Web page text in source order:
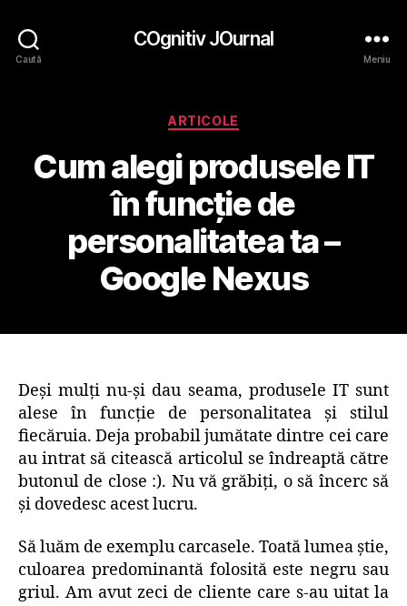
Caută
COgnitiv JOurnal
Meniu
Categorii
ARTICOLE
Cum alegi produsele IT
în funcţie de
personalitatea ta –
Google Nexus
Deşi mulţi nu-şi dau seama, produsele IT sunt
alese în funcţie de personalitatea şi stilul
fiecăruia. Deja probabil jumătate dintre cei care
au intrat să citească articolul se îndreaptă către
butonul de close :). Nu vă grăbiţi, o să încerc să
şi dovedesc acest lucru.
Să luăm de exemplu carcasele. Toată lumea ştie,
culoarea predominantă folosită este negru sau
griul. Am avut zeci de cliente care s-au uitat la